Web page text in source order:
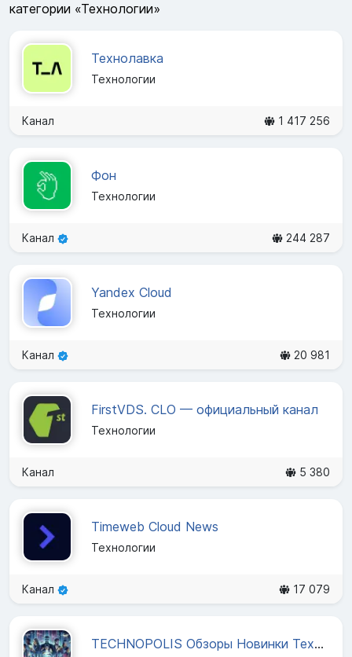
категории «Технологии»
Технолавка
Технологии
Канал 1 417 256
Фон
Технологии
Канал 244 287
Yandex Cloud
Технологии
Канал 20 981
FirstVDS. CLO — официальный канал
Технологии
Канал 5 380
Timeweb Cloud News
Технологии
Канал 17 079
TECHNOPOLIS Обзоры Новинки Технологии